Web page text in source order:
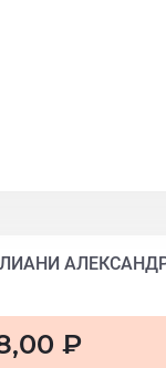
₽